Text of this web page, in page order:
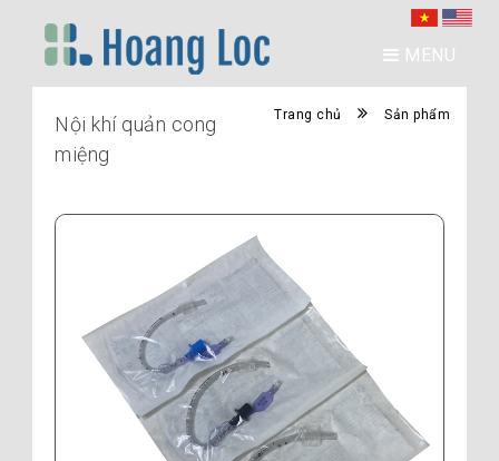
MENU
Trang chủ Sản phẩm
Nội khí quản cong
miệng